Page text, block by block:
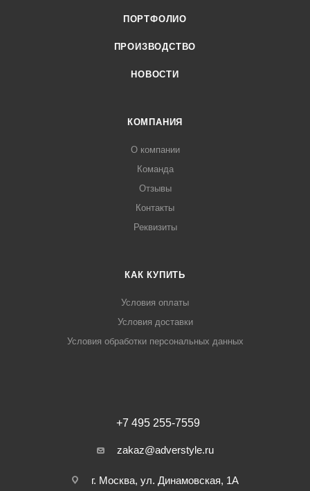
ПОРТФОЛИО
ПРОИЗВОДСТВО
НОВОСТИ
КОМПАНИЯ
О компании
Команда
Отзывы
Контакты
Реквизиты
КАК КУПИТЬ
Условия оплаты
Условия доставки
Условия обработки персональных данных
+7 495 255-7559
zakaz@adverstyle.ru
г. Москва, ул. Динамовская, 1А